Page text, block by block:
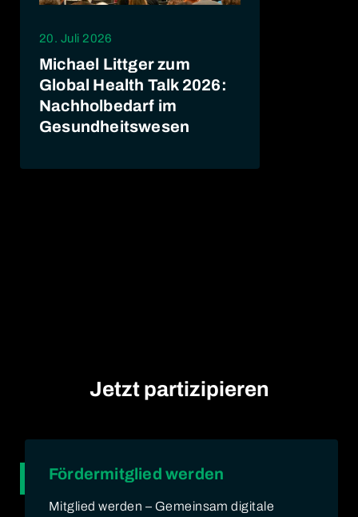
20. Juli 2026
Michael Littger zum
Global Health Talk 2026:
Nachholbedarf im
Gesundheitswesen
Jetzt partizipieren
Fördermitglied werden
Mitglied werden – Gemeinsam digitale